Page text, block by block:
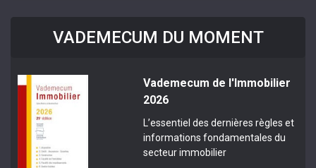
VADEMECUM DU MOMENT
Vademecum de l'Immobilier
2026
L’essentiel des dernières règles et
informations fondamentales du
secteur immobilier